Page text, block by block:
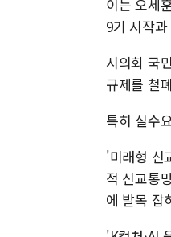
이는 오세
9기 시작
시의회 국
규제를 철
특히 실수
'미래형 신
적 신교통
에 발목 잡